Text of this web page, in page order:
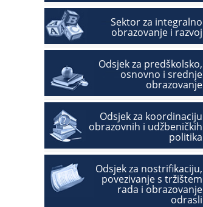
Sektor za integralno
obrazovanje i razvoj
Odsjek za predškolsko,
osnovno i srednje
obrazovanje
Odsjek za koordinaciju
obrazovnih i udžbeničkih
politika
Odsjek za nostrifikaciju,
povezivanje s tržištem
rada i obrazovanje
odrasli